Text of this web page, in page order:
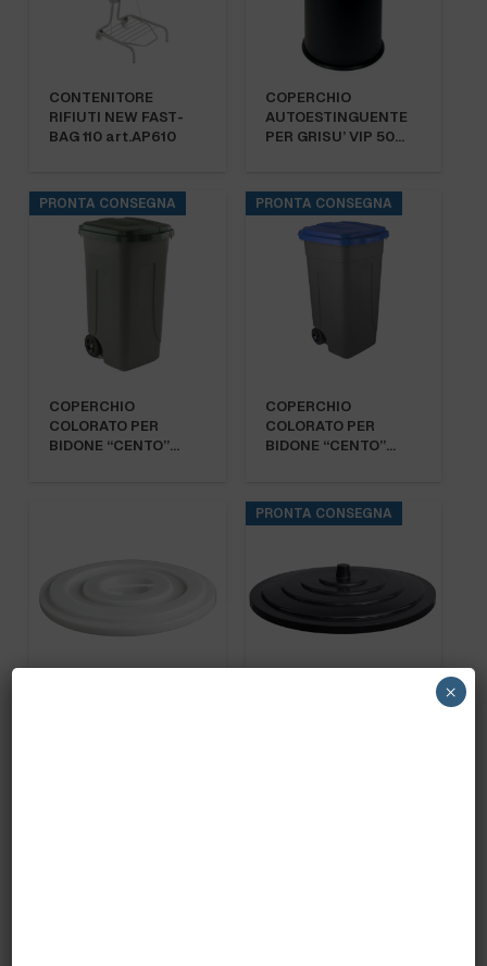
CONTENITORE
RIFIUTI NEW FAST-
BAG 110 art.AP610
COPERCHIO
AUTOESTINGUENTE
PER GRISU’ VIP 50…
PRONTA CONSEGNA
COPERCHIO
COLORATO PER
BIDONE “CENTO”…
PRONTA CONSEGNA
COPERCHIO
COLORATO PER
BIDONE “CENTO”…
PRONTA CONSEGNA
×